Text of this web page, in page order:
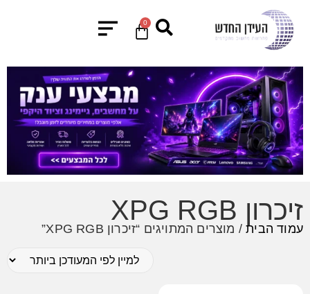
0
זיכרון XPG RGB
עמוד הבית/ מוצרים המתויגים “זיכרון XPG RGB”